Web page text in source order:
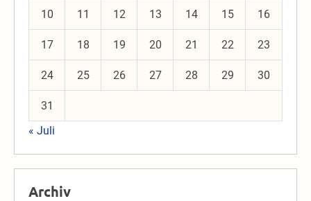
10 11 12 13 14 15 16
17 18 19 20 21 22 23
24 25 26 27 28 29 30
31
« Juli
Archiv